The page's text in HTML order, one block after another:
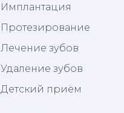
Имплантация
Протезирование
Лечение зубов
Удаление зубов
Детский приём